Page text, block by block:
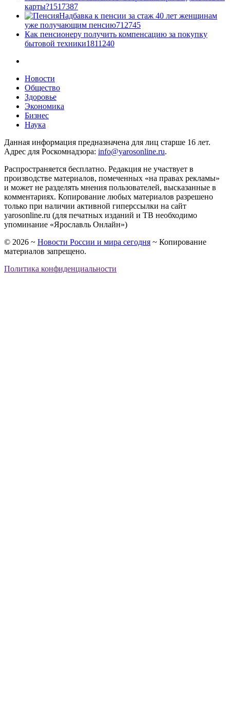
карты?1517387
Надбавка к пенсии за стаж 40 лет женщинам
уже получающим пенсию712745
Как пенсионеру получить компенсацию за покупку
бытовой техники1811240
Новости
Общество
Здоровье
Экономика
Бизнес
Наука
Данная информация предназначена для лиц старше 16 лет.
Адрес для Роскомнадзора: info@yarosonline.ru.
Распространяется бесплатно. Редакция не участвует в
производстве материалов, помеченных «на правах рекламы»
и может не разделять мнения пользователей, высказанные в
комментариях. Копирование любых материалов разрешено
только при наличии активной гиперссылки на сайт
yarosonline.ru (для печатных изданий и ТВ необходимо
упоминание «Ярославль Онлайн»)
© 2026 ~ Новости России и мира сегодня ~ Копирование
материалов запрещено.
Политика конфиденциальности